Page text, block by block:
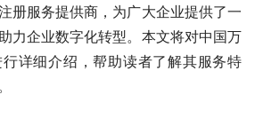
册服务提供商，为广大企业提供了一
力企业数字化转型。本文将对中国万
详细介绍，帮助读者了解其服务特